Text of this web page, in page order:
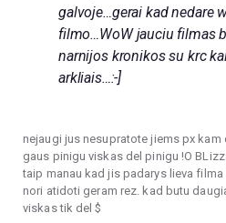
galvoje…gerai kad nedare
filmo…WoW jauciu filmas
narnijos kronikos su krc
arkliais…:-]
nejaugi jus nesupratote jiems px kam
gaus pinigu viskas del pinigu !O
taip manau kad jis padarys lieva
nori atidoti geram rez. kad butu
viskas tik del $